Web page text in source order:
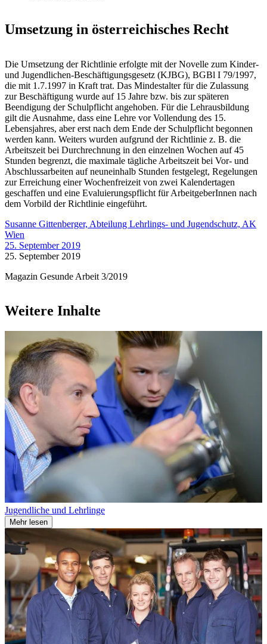
Umsetzung in österreichisches Recht
Die Umsetzung der Richtlinie erfolgte mit der Novelle zum Kinder-
und Jugendlichen-Beschäftigungsgesetz (KJBG), BGBl I 79/1997,
die mit 1.7.1997 in Kraft trat. Das Mindestalter für die Zulassung
zur Beschäftigung wurde auf 15 Jahre bzw. bis zur späteren
Beendigung der Schulpflicht angehoben. Für die Lehrausbildung
gilt die Ausnahme, dass eine Lehre vor Vollendung des 15.
Lebensjahres, aber erst nach dem Ende der Schulpflicht begonnen
werden kann. Weiters wurden aufgrund der Richtlinie z. B. die
Arbeitszeit bei Durchrechnung in den einzelnen Wochen auf 45
Stunden begrenzt, die maximale tägliche Arbeitszeit bei Vor- und
Abschlussarbeiten auf neuneinhalb Stunden festgelegt, Regelungen
zur Erreichung einer Wochenfreizeit von zwei Kalendertagen
geschaffen und eine Evaluierungspflicht für ArbeitgeberInnen nach
dem Vorbild der Richtlinie eingeführt.
Susanne Gittenberger, Abteilung Lehrlings- und Jugendschutz, AK
Wien
25. September 2019
25. September 2019
Magazin Gesunde Arbeit 3/2019
Weitere Inhalte
Jugendliche und Lehrlinge
Mehr lesen